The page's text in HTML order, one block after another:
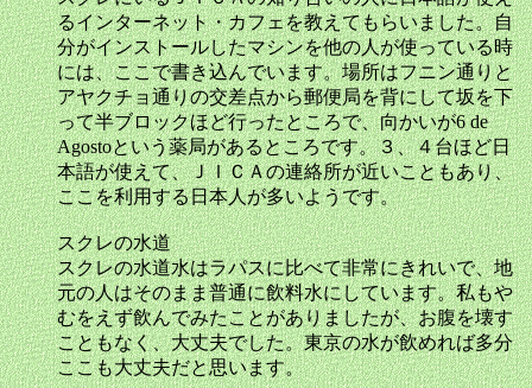
るインターネット・カフェを教えてもらいました。自
分がインストールしたマシンを他の人が使っている時
には、ここで書き込んでいます。場所はフニン通りと
アヤクチョ通りの交差点から郵便局を背にして坂を下
って半ブロックほど行ったところで、向かいが6 de
Agostoという薬局があるところです。３、４台ほど日
本語が使えて、ＪＩＣＡの連絡所が近いこともあり、
ここを利用する日本人が多いようです。
スクレの水道
スクレの水道水はラパスに比べて非常にきれいで、地
元の人はそのまま普通に飲料水にしています。私もや
むをえず飲んでみたことがありましたが、お腹を壊す
こともなく、大丈夫でした。東京の水が飲めれば多分
ここも大丈夫だと思います。